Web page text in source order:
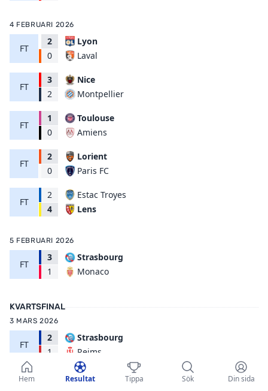
4 FEBRUARI 2026
FT
2
0
Lyon
Laval
FT
3
2
Nice
Montpellier
FT
1
0
Toulouse
Amiens
FT
2
0
Lorient
Paris FC
FT
2
4
Estac Troyes
Lens
5 FEBRUARI 2026
FT
3
1
Strasbourg
Monaco
KVARTSFINAL
3 MARS 2026
FT
2
1
Strasbourg
Reims
4 MARS 2026
Hem Resultat Tippa Sök Din sida